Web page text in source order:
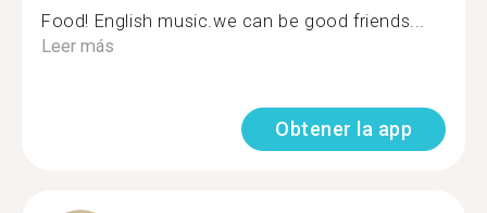
Food! English music.we can be good friends...
Leer más
Obtener la app